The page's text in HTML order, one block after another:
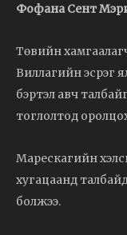
Фофана Сент
Төвийн
Виллагийн эсрэг
бэртэл авч
тоглолтод
Марескагийн
хугацаанд
болжээ.